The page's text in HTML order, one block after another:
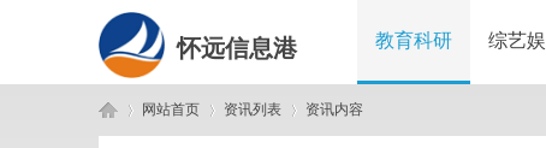
怀远信息港 教育科研 综艺
网站首页 资讯列表 资讯内容